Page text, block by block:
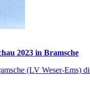
2023 in Bramsche
(LV Weser-Ems)